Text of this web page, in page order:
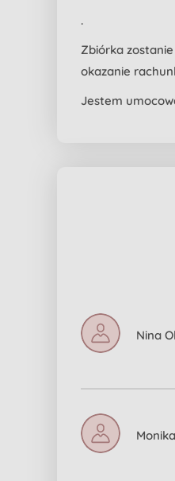
.
Zbiórka
okazanie
Jestem
Nina
Monika